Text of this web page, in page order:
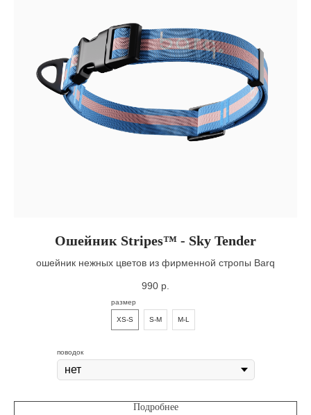
Ошейник Stripes™ - Sky Tender
ошейник нежных цветов из фирменной стропы Barq
990 р.
размер
XS-S S-M M-L
поводок
Подробнее